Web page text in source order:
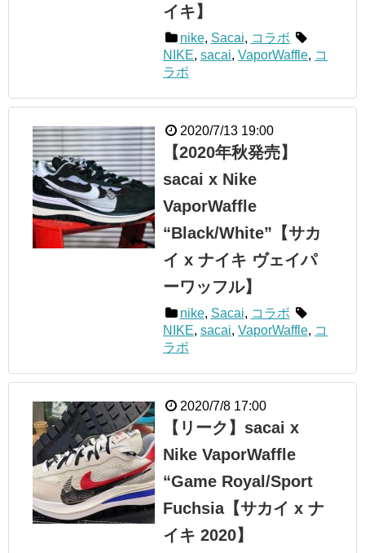
イキ】
nike, Sacai, コラボ
NIKE, sacai, VaporWaffle, コ
ラボ
2020/7/13 19:00
【2020年秋発売】
sacai x Nike
VaporWaffle
“Black/White”【サカ
イ x ナイキ ヴェイパ
ーワッフル】
nike, Sacai, コラボ
NIKE, sacai, VaporWaffle, コ
ラボ
2020/7/8 17:00
【リーク】sacai x
Nike VaporWaffle
“Game Royal/Sport
Fuchsia【サカイ x ナ
イキ 2020】